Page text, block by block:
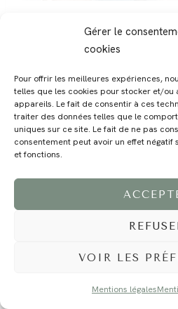
Gérer le
cookies
Pour offrir les meilleures expériences,
telles que les cookies pour stocker et/
appareils. Le fait de consentir à ces
traiter des données telles que le
uniques sur ce site. Le fait de ne pas
consentement peut avoir un effet
et fonctions.
VOIR LES
Mentions légales
MAGALI PRESTATIONS YOGA
©2024 EI Magali Selvi - Photographe Famille et